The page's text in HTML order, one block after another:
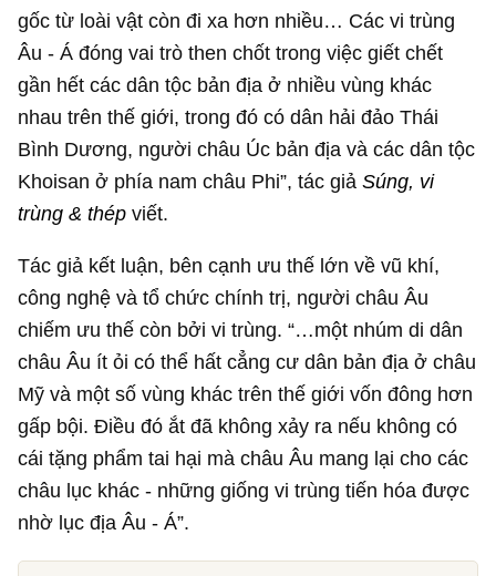
gốc từ loài vật còn đi xa hơn nhiều… Các vi trùng
Âu - Á đóng vai trò then chốt trong việc giết chết
gần hết các dân tộc bản địa ở nhiều vùng khác
nhau trên thế giới, trong đó có dân hải đảo Thái
Bình Dương, người châu Úc bản địa và các dân tộc
Khoisan ở phía nam châu Phi”, tác giảSúng, vi
trùng & thép viết.
Tác giả kết luận, bên cạnh ưu thế lớn về vũ khí,
công nghệ và tổ chức chính trị, người châu Âu
chiếm ưu thế còn bởi vi trùng. “…một nhúm di dân
châu Âu ít ỏi có thể hất cẳng cư dân bản địa ở châu
Mỹ và một số vùng khác trên thế giới vốn đông hơn
gấp bội. Điều đó ắt đã không xảy ra nếu không có
cái tặng phẩm tai hại mà châu Âu mang lại cho các
châu lục khác - những giống vi trùng tiến hóa được
nhờ lục địa Âu - Á”.